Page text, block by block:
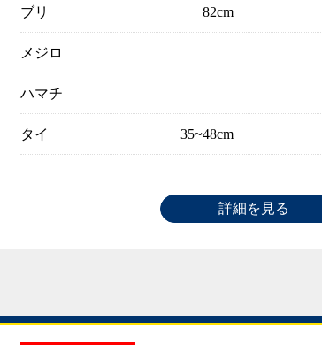
ブリ 82cm
メジロ
ハマチ
タイ 35~48cm
詳細を見る